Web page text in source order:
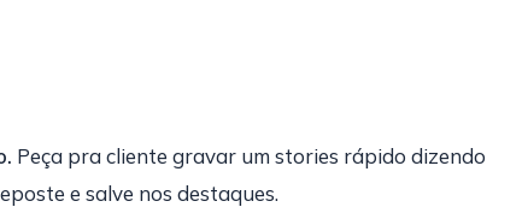
Peça pra cliente gravar um stories rápido dizendo
e salve nos destaques.